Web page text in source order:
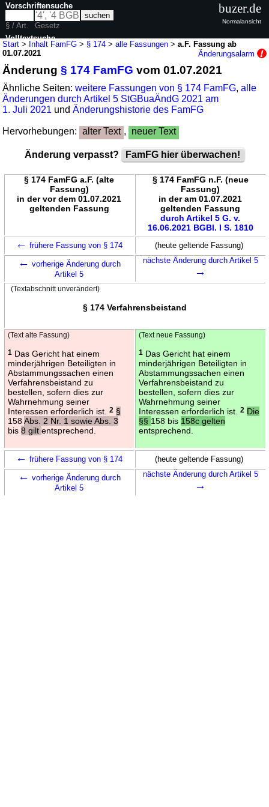
Start > Inhalt FamFG > § 174 >alle Fassungen >a.F. Fassung ab
01.07.2021
Änderungsalarm
Änderung§ 174 FamFG vom 01.07.2021
Ähnliche Seiten:weitere Fassungen von § 174 FamFG,alle
Änderungen durch Artikel 5 StGBuaÄndG 2021 am
1. Juli 2021 undÄnderungshistorie des FamFG
Hervorhebungen: alter Text , neuer Text
Änderung verpasst? FamFG hier überwachen!
§ 174 FamFG a.F. (alte
Fassung)
in der vor dem 01.07.2021
geltenden Fassung
§ 174 FamFG n.F. (neue
Fassung)
in der am 01.07.2021
geltenden Fassung
durch Artikel 5 G. v.
16.06.2021 BGBl. I S. 1810
← frühere Fassung von § 174 (heute geltende Fassung)
← vorherige Änderung durch
Artikel 5
nächste Änderung durch Artikel 5
→
(Textabschnitt unverändert)
§ 174 Verfahrensbeistand
(Text alte Fassung)
1Das Gericht hat einem
minderjährigen Beteiligten in
Abstammungssachen einen
Verfahrensbeistand zu
bestellen, sofern dies zur
Wahrnehmung seiner
Interessen erforderlich ist.
2 §
158Abs. 2 Nr. 1 sowie Abs. 3
bis 8 gilt entsprechend.
(Text neue Fassung)
1Das Gericht hat einem
minderjährigen Beteiligten in
Abstammungssachen einen
Verfahrensbeistand zu
bestellen, sofern dies zur
Wahrnehmung seiner
Interessen erforderlich ist.
2 Die
§§ 158 bis 158c gelten
entsprechend.
← frühere Fassung von § 174 (heute geltende Fassung)
← vorherige Änderung durch
Artikel 5
nächste Änderung durch Artikel 5
→
Vorschriftensuche
§ / Art.
Gesetz
Volltextsuche
buzer.de
Normalansicht